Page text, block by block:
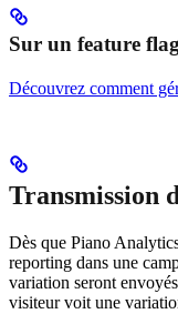
Sur un feature flag
Découvrez comment
Transmission
Dès que Piano
reporting dans une
variation seront
visiteur voit une